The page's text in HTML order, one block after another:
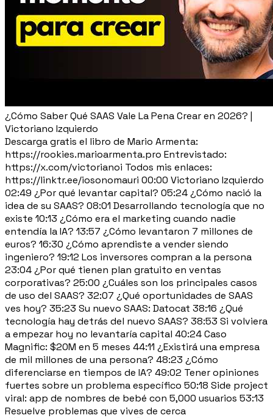
¿Cómo Saber Qué SAAS Vale La Pena Crear en 2026? |
Victoriano Izquierdo
Descarga gratis el libro de Mario Armenta:
https://rookies.marioarmenta.pro Entrevistado:
https://x.com/victorianoi Todos mis enlaces:
https://linktr.ee/iosonomauri 00:00 Victoriano Izquierdo
02:49 ¿Por qué levantar capital? 05:24 ¿Cómo nació la
idea de su SAAS? 08:01 Desarrollando tecnología que no
existe 10:13 ¿Cómo era el marketing cuando nadie
entendía la IA? 13:57 ¿Cómo levantaron 7 millones de
euros? 16:30 ¿Cómo aprendiste a vender siendo
ingeniero? 19:12 Los inversores compran a la persona
23:04 ¿Por qué tienen plan gratuito en ventas
corporativas? 25:00 ¿Cuáles son los principales casos
de uso del SAAS? 32:07 ¿Qué oportunidades de SAAS
ves hoy? 35:23 Su nuevo SAAS: Datocat 38:16 ¿Qué
tecnología hay detrás del nuevo SAAS? 38:53 Si volviera
a empezar hoy no levantaría capital 40:24 Caso
Magnific: $20M en 5 meses 44:11 ¿Existirá una empresa
de mil millones de una persona? 48:23 ¿Cómo
diferenciarse en tiempos de IA? 49:02 Tener opiniones
fuertes sobre un problema específico 50:18 Side project
viral: app de nombres de bebé con 5,000 usuarios 53:13
Resuelve problemas que vives de cerca